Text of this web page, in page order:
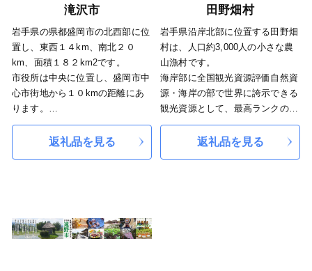
滝沢市
岩手県の県都盛岡市の北西部に位
置し、東西１４km、南北２０
km、面積１８２km2です。
市役所は中央に位置し、盛岡市中
心市街地から１０kmの距離にあ
ります。
北西部には秀峰岩手山をいただ
き、北上川、雫石川が流れ、気候
ャグチャグ馬コの発祥地であり、
返礼品を見る
田野畑村
岩手県沿岸北部に位置する田野畑
村は、人口約3,000人の小さな農
山漁村です。
海岸部に全国観光資源評価自然資
源・海岸の部で世界に誇示できる
観光資源として、最高ランクの特
Ａ級に格付けされた景勝「北山崎
（きたやまざき）」と、
返礼品を見る